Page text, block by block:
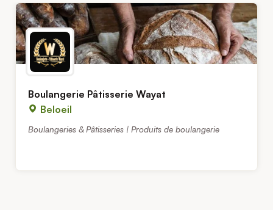
Boulangerie Pâtisserie Wayat
Beloeil
Boulangeries & Pâtisseries | Produits de boulangerie